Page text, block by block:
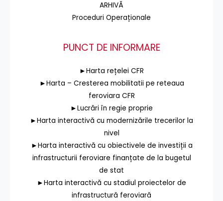
ARHIVĂ
Proceduri Operaționale
PUNCT DE INFORMARE
►Harta rețelei CFR
►Harta – Cresterea mobilitatii pe reteaua
feroviara CFR
►Lucrări în regie proprie
►Harta interactivă cu modernizările trecerilor la
nivel
►Harta interactivă cu obiectivele de investiții a
infrastructurii feroviare finanțate de la bugetul
de stat
►Harta interactivă cu stadiul proiectelor de
infrastructură feroviară